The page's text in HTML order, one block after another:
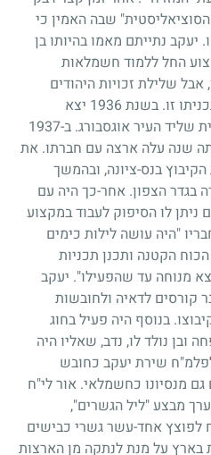
שבה האמין כי
יעקב נתייתם מאמו בהיותו בן
החל ללמוד חשמלאות
אבל שלילת זכויות היהודים
זו. בשנת1936 יצא
שליד העיר אוגסבורג. ב-1937
שנה עלה ארצה עם חברתו. את
בנס-ציונה, ובהמשך
בגדר הצפון. אחר-כך היה עם
לו הסיפוק לעבוד במקצוע
"היה עושה לילות כימים
הקטנה ותכנן תכניות
מנוחה עד שהפעילו". יעקב
קורסים לדאיה ולחובשות
בנוסף היה פעיל בחוג
נולד לו, נדב, שאליו היה
שירת יעקב כחובש
גם מנסיונו כחשמלאי. אור לי"ח
מבצע "ליל הגשרים",
לפוצץ אחד-עשר גשרי כבישים
בארץ על מנת לנתקה מן הארצות